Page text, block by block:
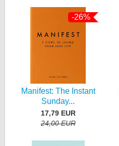
-26%
Manifest: The Instant
Sunday...
17,79 EUR
24,00 EUR